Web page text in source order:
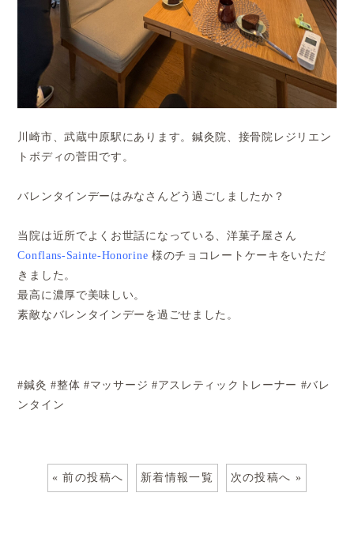
川崎市、武蔵中原駅にあります。鍼灸院、接骨院レジリエン
トボディの菅田です。
バレンタインデーはみなさんどう過ごしましたか？
当院は近所でよくお世話になっている、洋菓子屋さん
Conflans-Sainte-Honorine 様のチョコレートケーキをいただ
きました。
最高に濃厚で美味しい。
素敵なバレンタインデーを過ごせました。
#鍼灸 #整体 #マッサージ #アスレティックトレーナー #バレ
ンタイン
« 前の投稿へ 新着情報一覧 次の投稿へ »